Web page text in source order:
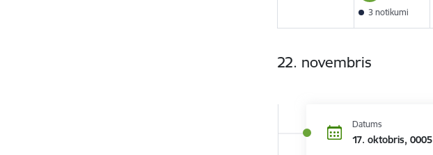
3 notikumi
22. novembris
Datums
17. oktobris, 0005